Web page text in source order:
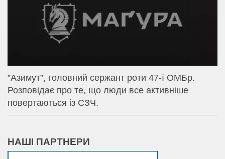
⁨”Азимут”, головний сержант роти 47-ї ОМБр.
Розповідає про те, що люди все активніше
повертаються із СЗЧ.
НАШІ ПАРТНЕРИ